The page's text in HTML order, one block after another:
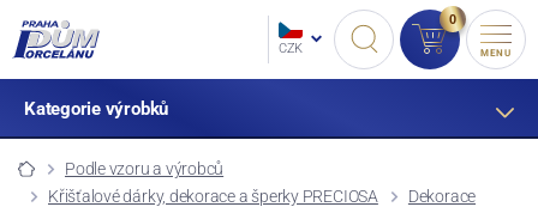
CZK
0
MENU
Kategorie výrobků
Podle vzoru a výrobců
Křišťalové dárky, dekorace a šperky PRECIOSA
Dekorace